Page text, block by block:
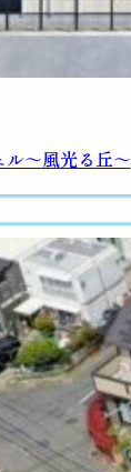
～風光る丘～